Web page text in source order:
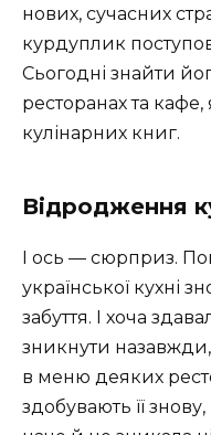
нових, сучасних
курдуплик
Сьогодні знайти
ресторанах та
кулінарних книг.
Відродження
І ось — сюрприз.
української кухні
забуття. І хоча
зникнути
в меню деяких
здобувають її